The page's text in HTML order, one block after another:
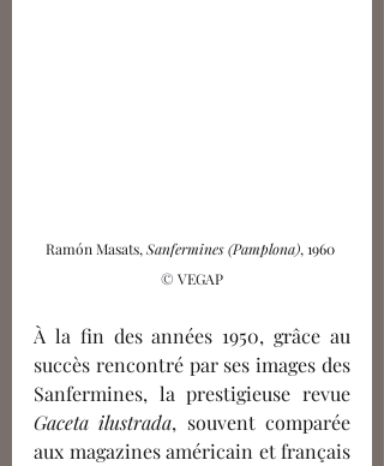
Ramón Masats, Sanfermines (Pamplona), 1960
© VEGAP
À la fin des années 1950, grâce au
succès rencontré par ses images des
Gaceta ilustrada, souvent comparée